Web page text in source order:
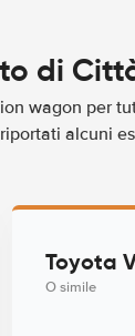
di
wagon per
alcuni
Toyota
O simile